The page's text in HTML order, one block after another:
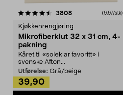
3808anmeldelser(9,97/stk)
Kjøkkenrengjøring
Mikrofiberklut 32 x 31 cm, 4-
pakning
Kåret til «soleklar favoritt» i
svenske Afton...
Utførelse: Grå/beige
39,90
4.5av 5 stjerner